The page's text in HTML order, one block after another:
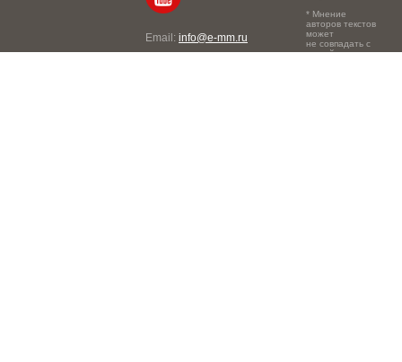
Email: info@e-mm.ru
* Мнение
авторов текстов
может
не совпадать с
точкой зрения